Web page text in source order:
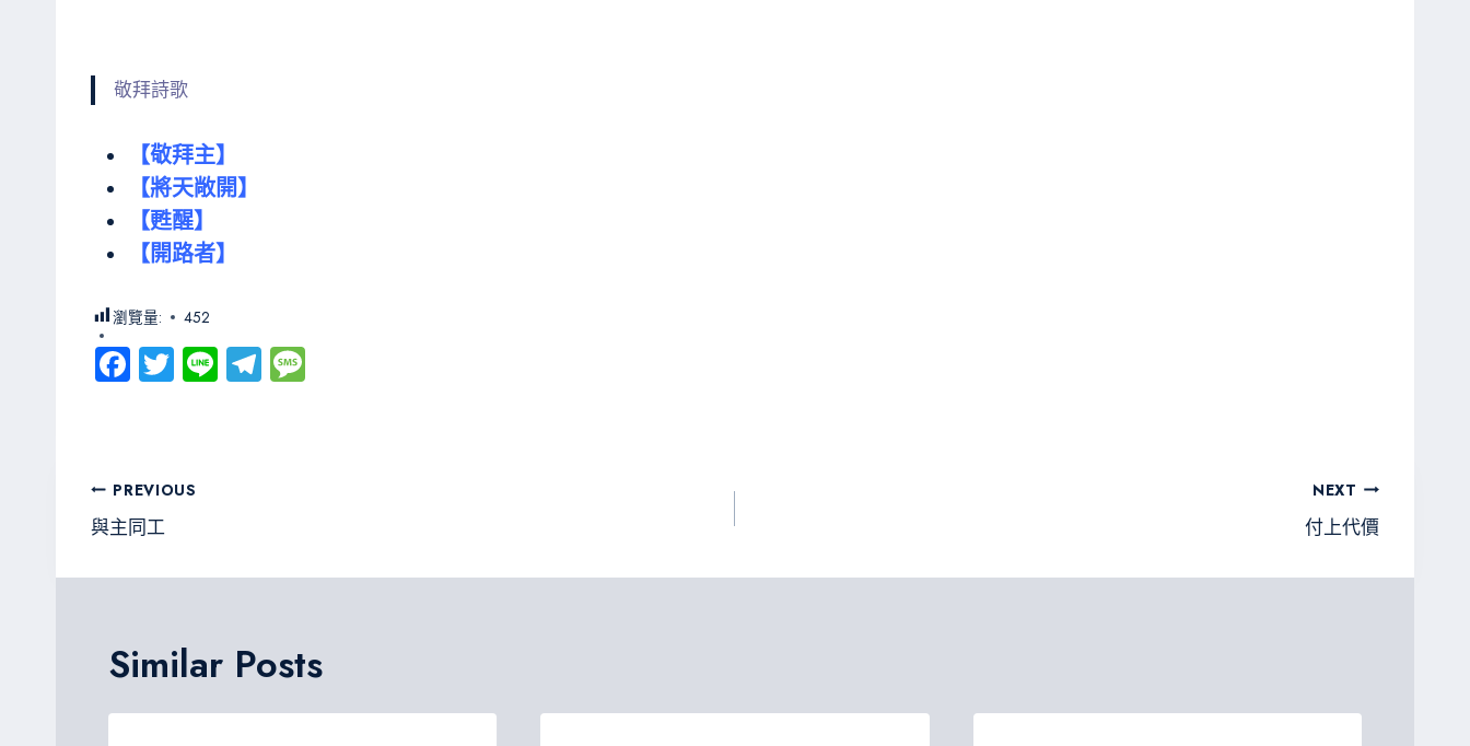
敬拜詩歌
【敬拜主】
【將天敞開】
【甦醒】
【開路者】
瀏覽量: 452
Fa
ce
ok
T
wi
Li
ne
Te
le
文
章
導
PREVIOUS
與主同工
NEXT
付上代價
Similar Posts